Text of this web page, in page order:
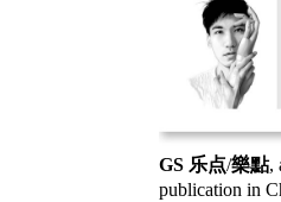
GS 乐点/樂點,
publication in